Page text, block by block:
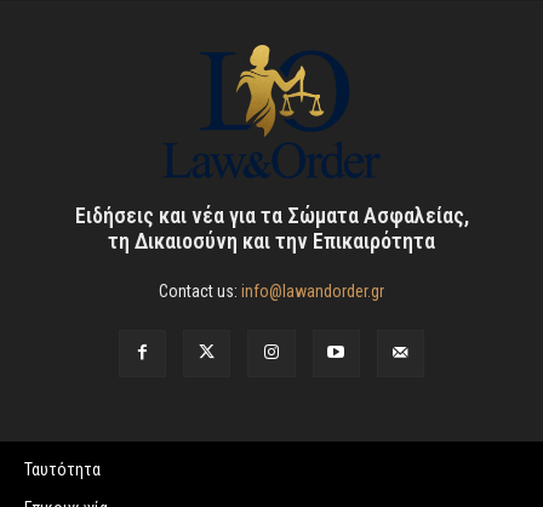
Ειδήσεις και νέα για τα Σώματα Ασφαλείας,
τη Δικαιοσύνη και την Επικαιρότητα
Contact us: info@lawandorder.gr
Ταυτότητα